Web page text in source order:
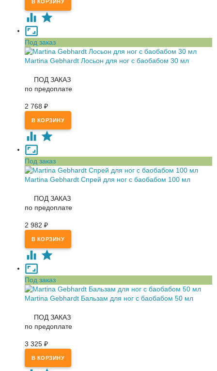
Под заказ
Martina Gebhardt Лосьон для ног с баобабом 30 мл
ПОД ЗАКАЗ
по предоплате
2 768 ₽
Под заказ
Martina Gebhardt Спрей для ног с баобабом 100 мл
ПОД ЗАКАЗ
по предоплате
2 982 ₽
Под заказ
Martina Gebhardt Бальзам для ног с баобабом 50 мл
ПОД ЗАКАЗ
по предоплате
3 325 ₽